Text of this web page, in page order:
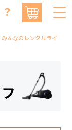
？
みんなのレンタルライ